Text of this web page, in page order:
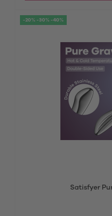
-20% -30% -40%
Satisfyer